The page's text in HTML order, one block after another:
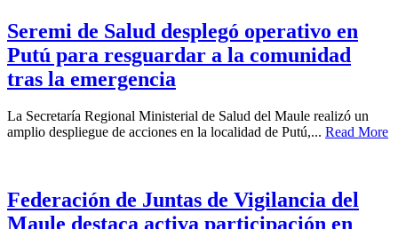
Seremi de Salud desplegó operativo en
Putú para resguardar a la comunidad
tras la emergencia
La Secretaría Regional Ministerial de Salud del Maule realizó un
amplio despliegue de acciones en la localidad de Putú,... Read More
Federación de Juntas de Vigilancia del
Maule destaca activa participación en